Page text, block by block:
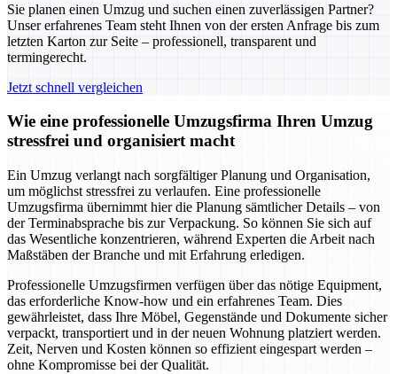
Sie planen einen Umzug und suchen einen zuverlässigen Partner?
Unser erfahrenes Team steht Ihnen von der ersten Anfrage bis zum
letzten Karton zur Seite – professionell, transparent und
termingerecht.
Jetzt schnell vergleichen
Wie eine professionelle Umzugsfirma Ihren Umzug
stressfrei und organisiert macht
Ein Umzug verlangt nach sorgfältiger Planung und Organisation,
um möglichst stressfrei zu verlaufen. Eine professionelle
Umzugsfirma übernimmt hier die Planung sämtlicher Details – von
der Terminabsprache bis zur Verpackung. So können Sie sich auf
das Wesentliche konzentrieren, während Experten die Arbeit nach
Maßstäben der Branche und mit Erfahrung erledigen.
Professionelle Umzugsfirmen verfügen über das nötige Equipment,
das erforderliche Know-how und ein erfahrenes Team. Dies
gewährleistet, dass Ihre Möbel, Gegenstände und Dokumente sicher
verpackt, transportiert und in der neuen Wohnung platziert werden.
Zeit, Nerven und Kosten können so effizient eingespart werden –
ohne Kompromisse bei der Qualität.